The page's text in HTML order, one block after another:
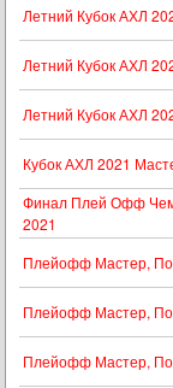
Летний Кубок АХЛ
Летний Кубок АХЛ
Летний Кубок АХЛ
Кубок АХЛ 2021
Финал Плей Офф
2021
Плейофф Мастер,
Плейофф Мастер,
Плейофф Мастер,